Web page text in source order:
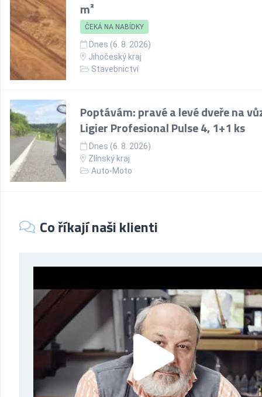
m²
ČEKÁ NA NABÍDKY
Dnes (6. 8. 2026)
Jihočeský kraj
Stavebnictví
Poptávám: pravé a levé dveře na
Ligier Profesional Pulse 4, 1+1 ks
Dnes (6. 8. 2026)
Zlínský kraj
Auto-Moto
Co říkají naši klienti